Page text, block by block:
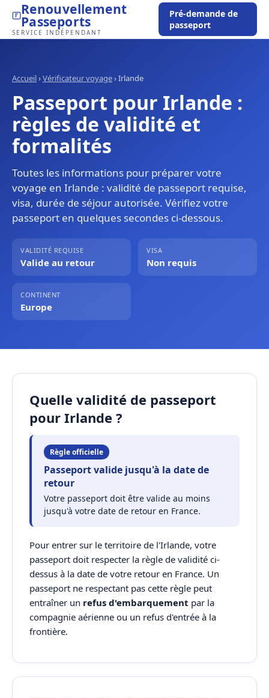
Renouvellement
Passeports
SERVICE INDÉPENDANT
Pré-demande de
passeport
Accueil›Vérificateur voyage›Irlande
Passeport pour Irlande :
règles de validité et
formalités
Toutes les informations pour préparer votre
voyage en Irlande : validité de passeport requise,
visa, durée de séjour autorisée. Vérifiez votre
passeport en quelques secondes ci-dessous.
VALIDITÉ REQUISE
Valide au retour
VISA
Non requis
CONTINENT
Europe
Quelle validité de passeport
pour Irlande ?
Règle officielle
Passeport valide jusqu'à la date de
retour
Votre passeport doit être valide au moins
jusqu'à votre date de retour en France.
Pour entrer sur le territoire de l'Irlande, votre
passeport doit respecter la règle de validité ci-
dessus à la date de votre retour en France. Un
passeport ne respectant pas cette règle peut
entraîner un refus d'embarquement par la
compagnie aérienne ou un refus d'entrée à la
frontière.